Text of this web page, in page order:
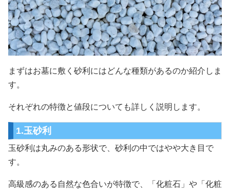
まずはお墓に敷く砂利にはどんな種類があるのか紹介しま
す。
それぞれの特徴と値段についても詳しく説明します。
1.玉砂利
玉砂利は丸みのある形状で、砂利の中ではやや大き目で
す。
高級感のある自然な色合いが特徴で、「化粧石」や「化粧